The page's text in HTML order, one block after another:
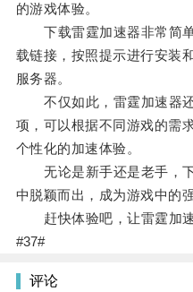
的游戏体验。
下载雷霆加速器非常简单
载链接，按照提示进行安装
服务器。
不仅如此，雷霆加速器还
项，可以根据不同游戏的需
个性化的加速体验。
无论是新手还是老手，下
中脱颖而出，成为游戏中的强
赶快体验吧，让雷霆加速
#37#
评论